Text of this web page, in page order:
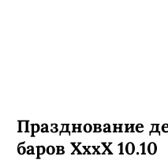
Празднование
баров ХххХ 10.10